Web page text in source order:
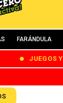
FARÁNDULA
JUEGOS